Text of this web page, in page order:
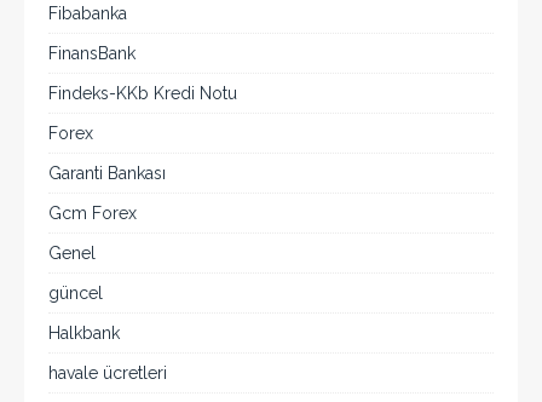
Fibabanka
FinansBank
Findeks-KKb Kredi Notu
Forex
Garanti Bankası
Gcm Forex
Genel
güncel
Halkbank
havale ücretleri